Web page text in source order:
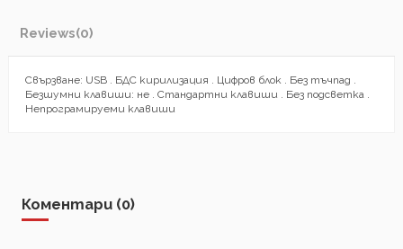
Reviews(0)
Свързване: USB . БДС кирилизация . Цифров блок . Без тъчпад .
Безшумни клавиши: не . Стандартни клавиши . Без подсветка .
Непрограмируеми клавиши
Коментари (0)